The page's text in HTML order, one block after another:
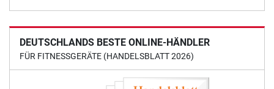
DEUTSCHLANDS BESTE ONLINE-HÄNDLER
FÜR FITNESSGERÄTE (HANDELSBLATT 2026)